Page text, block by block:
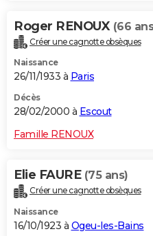
Roger RENOUX (66
Créer une cagnotte obsèques
Naissance
26/11/1933 à Paris
Décès
28/02/2000 à Escout
Famille RENOUX
Elie FAURE (75 ans)
Créer une cagnotte obsèques
Naissance
16/10/1923 à Ogeu-les-Bains